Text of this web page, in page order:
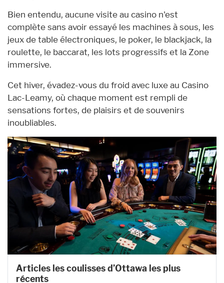
Bien entendu, aucune visite au casino n'est
complète sans avoir essayé les machines à sous, les
jeux de table électroniques, le poker, le blackjack, la
roulette, le baccarat, les lots progressifs et la Zone
immersive.
Cet hiver, évadez-vous du froid avec luxe au Casino
Lac-Leamy, où chaque moment est rempli de
sensations fortes, de plaisirs et de souvenirs
inoubliables.
Articles les coulisses d’Ottawa les plus
récents